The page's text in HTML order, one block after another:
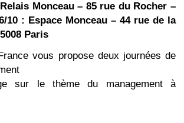
Monceau – 85 rue du Rocher –
10 : Espace Monceau – 44 rue de la
Paris
vous propose deux journées de
sur le thème du management à